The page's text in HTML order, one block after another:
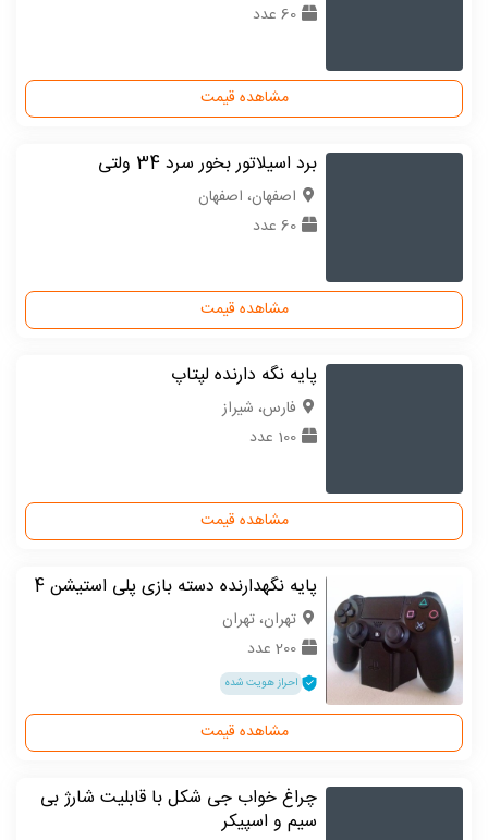
60 عدد
مشاهده قیمت
برد اسیلاتور بخور سرد 34 ولتی
اصفهان، اصفهان
60 عدد
مشاهده قیمت
پایه نگه دارنده لپتاپ
فارس، شیراز
100 عدد
مشاهده قیمت
پایه نگهدارنده دسته بازی پلی استیشن 4
تهران، تهران
200 عدد
احراز هویت شده
مشاهده قیمت
چراغ خواب جی شکل با قابلیت شارژ بی
سیم و اسپیکر